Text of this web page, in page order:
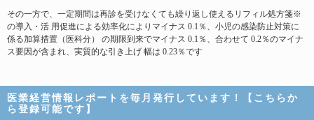
その一方で、一定期間は再診を受けなくても繰り返し使えるリフィル処方箋※
の導入・活 用促進による効率化によりマイナス 0.1％、小児の感染防止対策に
係る加算措置（医科分） の期限到来でマイナス 0.1％、合わせて 0.2％のマイナ
ス要因が含まれ、実質的な引き上げ 幅は 0.23％です
医業経営情報レポートを毎月発行しています！【こちらか
ら登録可能です】